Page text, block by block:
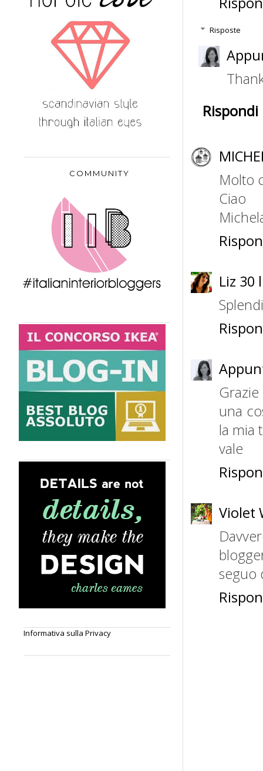
Risposte
Rispondi
Molto
Ciao
Liz 30
una
la mia
vale
Violet
seguo
COMMUNITY
Informativa sulla Privacy